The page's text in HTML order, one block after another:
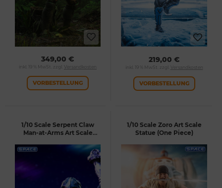
349,00 €
inkl. 19 % MwSt. zzgl. Versandkosten
VORBESTELLUNG
219,00 €
inkl. 19 % MwSt. zzgl. Versandkosten
VORBESTELLUNG
1/10 Scale Serpent Claw
Man-at-Arms Art Scale
Universe)
1/10 Scale Zoro Art Scale
Statue (One Piece)